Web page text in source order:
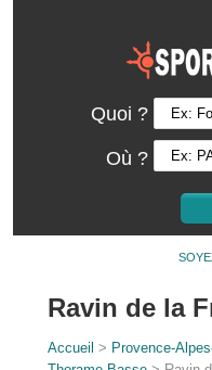
Quoi ?
Où ?
Ravin de la
Accueil > Provence-